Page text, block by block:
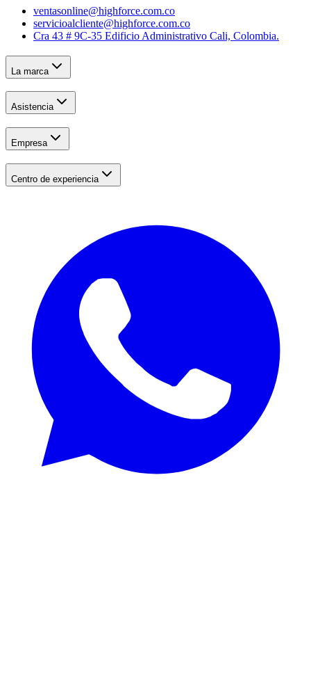
ventasonline@highforce.com.co
servicioalcliente@highforce.com.co
Cra 43 # 9C-35 Edificio Administrativo Cali, Colombia.
La marca
Asistencia
Empresa
Centro de experiencia